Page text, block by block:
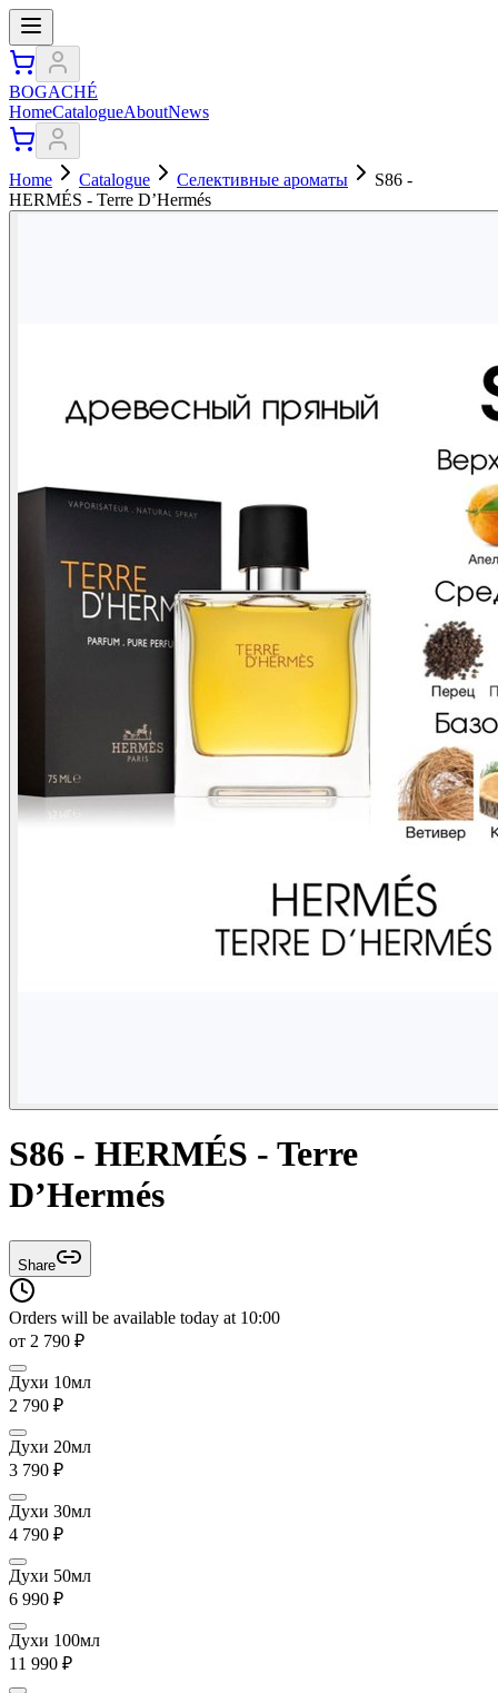
BOGACHÉ
HomeCatalogueAboutNews
Home Catalogue Селективные ароматы
S86 -
HERMÉS - Terre D’Hermés
S86 - HERMÉS - Terre
D’Hermés
Share
Orders will be available today at 10:00
от 2 790 ₽
Духи 10мл
2 790 ₽
Духи 20мл
3 790 ₽
Духи 30мл
4 790 ₽
Духи 50мл
6 990 ₽
Духи 100мл
11 990 ₽